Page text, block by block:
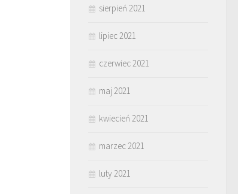
sierpień 2021
lipiec 2021
czerwiec 2021
maj 2021
kwiecień 2021
marzec 2021
luty 2021